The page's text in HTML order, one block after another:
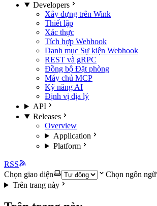
Developers
Xây dựng trên Wink
Thiết lập
Xác thực
Tích hợp Webhook
Danh mục Sự kiện Webhook
REST và gRPC
Đồng bộ Đặt phòng
Máy chủ MCP
Kỹ năng AI
Định vị địa lý
API
Releases
Overview
Application
Platform
RSS
Chọn giao diện
Chọn ngôn ngữ
Trên trang này